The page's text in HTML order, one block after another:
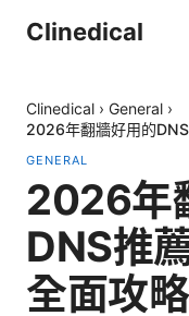
Clinedical
Clinedical › General ›
2026年翻牆好用的
GENERAL
2026年
DNS推
全面攻